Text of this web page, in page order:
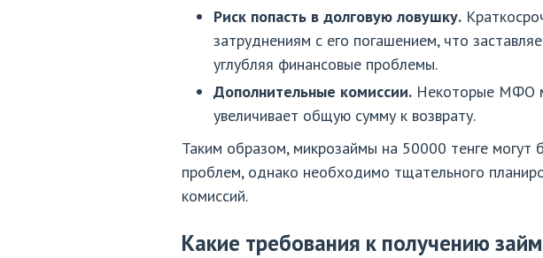
Риск попасть в долговую ловушку.
затруднениям с его погашением, что
углубляя финансовые проблемы.
Дополнительные комиссии. Некоторые МФО
увеличивает общую сумму к возврату.
Таким образом, микрозаймы на 50000 тенге
проблем, однако необходимо тщательного
комиссий.
Какие требования к получению